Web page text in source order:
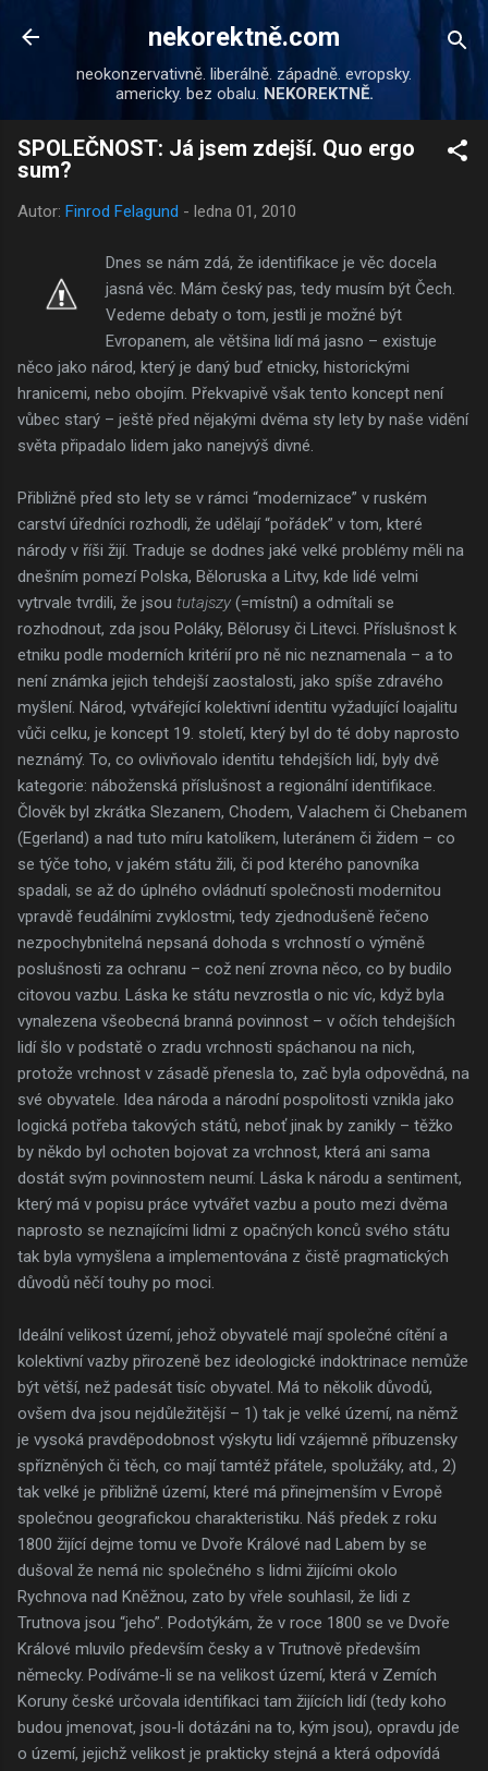
Přeskočit na hlavní obsah
nekorektně.com
neokonzervativně. liberálně. západně. evropsky.
americky. bez obalu. NEKOREKTNĚ.
SPOLEČNOST: Já jsem zdejší. Quo ergo
sum?
Autor: Finrod Felagund - ledna 01, 2010
Dnes se nám zdá, že identifikace je věc docela
jasná věc. Mám český pas, tedy musím být Čech.
Vedeme debaty o tom, jestli je možné být
Evropanem, ale většina lidí má jasno – existuje
něco jako národ, který je daný buď etnicky, historickými
hranicemi, nebo obojím. Překvapivě však tento koncept není
vůbec starý – ještě před nějakými dvěma sty lety by naše vidění
světa připadalo lidem jako nanejvýš divné.
Přibližně před sto lety se v rámci “modernizace” v ruském
carství úředníci rozhodli, že udělají “pořádek” v tom, které
národy v říši žijí. Traduje se dodnes jaké velké problémy měli na
dnešním pomezí Polska, Běloruska a Litvy, kde lidé velmi
vytrvale tvrdili, že jsou tutajszy (=místní) a odmítali se
rozhodnout, zda jsou Poláky, Bělorusy či Litevci. Příslušnost k
etniku podle moderních kritérií pro ně nic neznamenala – a to
není známka jejich tehdejší zaostalosti, jako spíše zdravého
myšlení. Národ, vytvářející kolektivní identitu vyžadující loajalitu
vůči celku, je koncept 19. století, který byl do té doby naprosto
neznámý. To, co ovlivňovalo identitu tehdejších lidí, byly dvě
kategorie: náboženská příslušnost a regionální identifikace.
Člověk byl zkrátka Slezanem, Chodem, Valachem či Chebanem
(Egerland) a nad tuto míru katolíkem, luteránem či židem – co
se týče toho, v jakém státu žili, či pod kterého panovníka
spadali, se až do úplného ovládnutí společnosti modernitou
vpravdě feudálními zvyklostmi, tedy zjednodušeně řečeno
nezpochybnitelná nepsaná dohoda s vrchností o výměně
poslušnosti za ochranu – což není zrovna něco, co by budilo
citovou vazbu. Láska ke státu nevzrostla o nic víc, když byla
vynalezena všeobecná branná povinnost – v očích tehdejších
lidí šlo v podstatě o zradu vrchnosti spáchanou na nich,
protože vrchnost v zásadě přenesla to, zač byla odpovědná, na
své obyvatele. Idea národa a národní pospolitosti vznikla jako
logická potřeba takových států, neboť jinak by zanikly – těžko
by někdo byl ochoten bojovat za vrchnost, která ani sama
dostát svým povinnostem neumí. Láska k národu a sentiment,
který má v popisu práce vytvářet vazbu a pouto mezi dvěma
naprosto se neznajícími lidmi z opačných konců svého státu
tak byla vymyšlena a implementována z čistě pragmatických
důvodů něčí touhy po moci.
Ideální velikost území, jehož obyvatelé mají společné cítění a
kolektivní vazby přirozeně bez ideologické indoktrinace nemůže
být větší, než padesát tisíc obyvatel. Má to několik důvodů,
ovšem dva jsou nejdůležitější – 1) tak je velké území, na němž
je vysoká pravděpodobnost výskytu lidí vzájemně příbuzensky
spřízněných či těch, co mají tamtéž přátele, spolužáky, atd., 2)
tak velké je přibližně území, které má přinejmenším v Evropě
společnou geografickou charakteristiku. Náš předek z roku
1800 žijící dejme tomu ve Dvoře Králové nad Labem by se
dušoval že nemá nic společného s lidmi žijícími okolo
Rychnova nad Kněžnou, zato by vřele souhlasil, že lidi z
Trutnova jsou “jeho”. Podotýkám, že v roce 1800 se ve Dvoře
Králové mluvilo především česky a v Trutnově především
německy. Podíváme-li se na velikost území, která v Zemích
Koruny české určovala identifikaci tam žijících lidí (tedy koho
budou jmenovat, jsou-li dotázáni na to, kým jsou), opravdu jde
o území, jejichž velikost je prakticky stejná a která odpovídá